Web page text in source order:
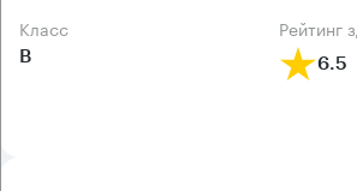
класс
B
рейтинг
6.5